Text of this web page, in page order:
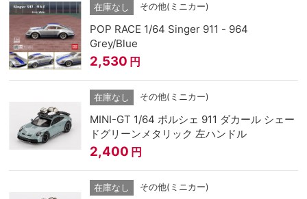
在庫なし その他(ミニカー)
POP RACE 1/64 Singer 911 - 964
Grey/Blue
2,530 円
在庫なし その他(ミニカー)
MINI-GT 1/64 ポルシェ 911 ダカール シェー
ドグリーンメタリック 左ハンドル
2,400 円
在庫なし その他(ミニカー)